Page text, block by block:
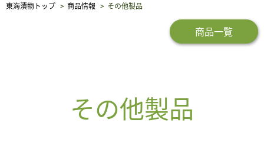
東海漬物トップ 商品情報 その他製品
商品一覧
その他製品